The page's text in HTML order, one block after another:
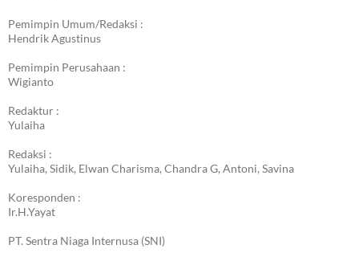
Pemimpin Umum/Redaksi :
Hendrik Agustinus
Pemimpin Perusahaan :
Wigianto
Redaktur :
Yulaiha
Redaksi :
Yulaiha, Sidik, Elwan Charisma, Chandra G, Antoni, Savina
Koresponden :
Ir.H.Yayat
PT. Sentra Niaga Internusa (SNI)